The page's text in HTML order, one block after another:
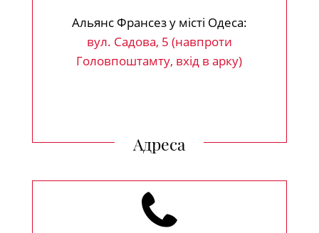
Альянс Франсез у місті Одеса:
вул. Садова, 5 (навпроти
Головпоштамту, вхід в арку)
Адреса